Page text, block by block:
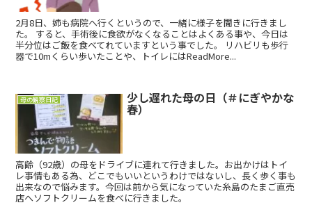
2月8日、姉も病院へ行くというので、一緒に様子を聞きに行きまし
た。 すると、手術後に食欲がなくなることはよくある事や、今日は
半分位はご飯を食べてれていますという事でした。 リハビリも歩行
器で10mくらい歩いたことや、トイレにはReadMore...
母の観察日記 少し遅れた母の日（＃にぎやかな
春）
高齢（92歳）の母をドライブに連れて行きました。お出かけはトイ
レ事情もある為、どこでもいいというわけではないし、長く歩く事も
出来なので悩みます。今回は前から気になっていた糸島のたまご直売
店へソフトクリームを食べに行きました。